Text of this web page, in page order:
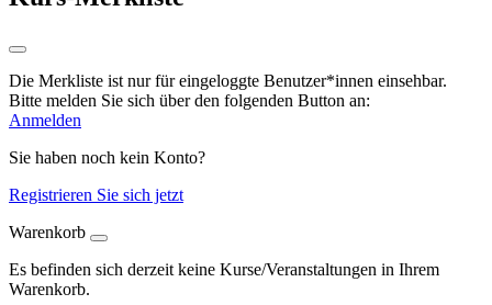
Die Merkliste ist nur für eingeloggte Benutzer*innen einsehbar.
Bitte melden Sie sich über den folgenden Button an:
Anmelden
Sie haben noch kein Konto?
Registrieren Sie sich jetzt
Warenkorb
Es befinden sich derzeit keine Kurse/Veranstaltungen in Ihrem
Warenkorb.